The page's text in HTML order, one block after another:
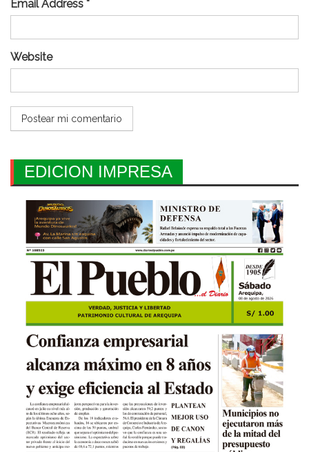
Email Address *
Website
EDICION IMPRESA